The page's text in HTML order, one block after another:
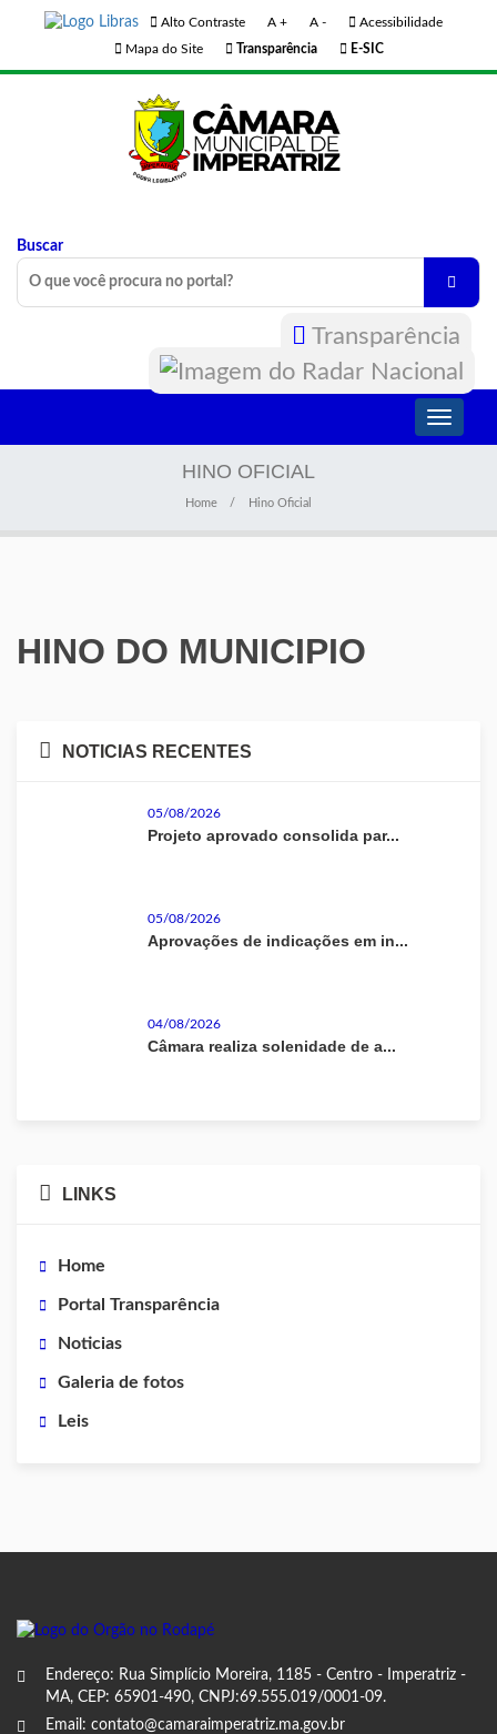
Alto Contraste A + A -
Acessibilidade
Mapa do Site
Transparência E-SIC
Buscar
Transparência
Toggle
HINO OFICIAL
Home Hino Oficial
HINO DO MUNICIPIO
NOTICIAS RECENTES
05/08/2026
Projeto aprovado consolida par...
05/08/2026
Aprovações de indicações em in...
04/08/2026
Câmara realiza solenidade de a...
LINKS
Home
Portal Transparência
Noticias
Galeria de fotos
Leis
Endereço: Rua Simplício Moreira, 1185 - Centro - Imperatriz -
MA, CEP: 65901-490, CNPJ:69.555.019/0001-09.
Email: contato@camaraimperatriz.ma.gov.br